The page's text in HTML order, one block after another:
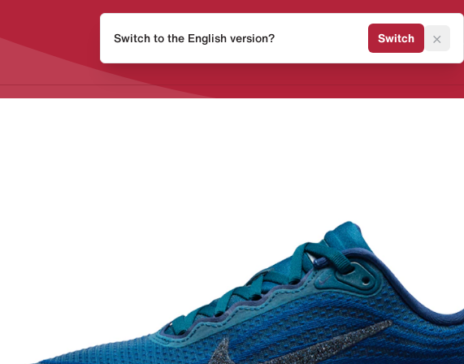
Release Kalender Sneaker
Switch to the English version? Switch ×